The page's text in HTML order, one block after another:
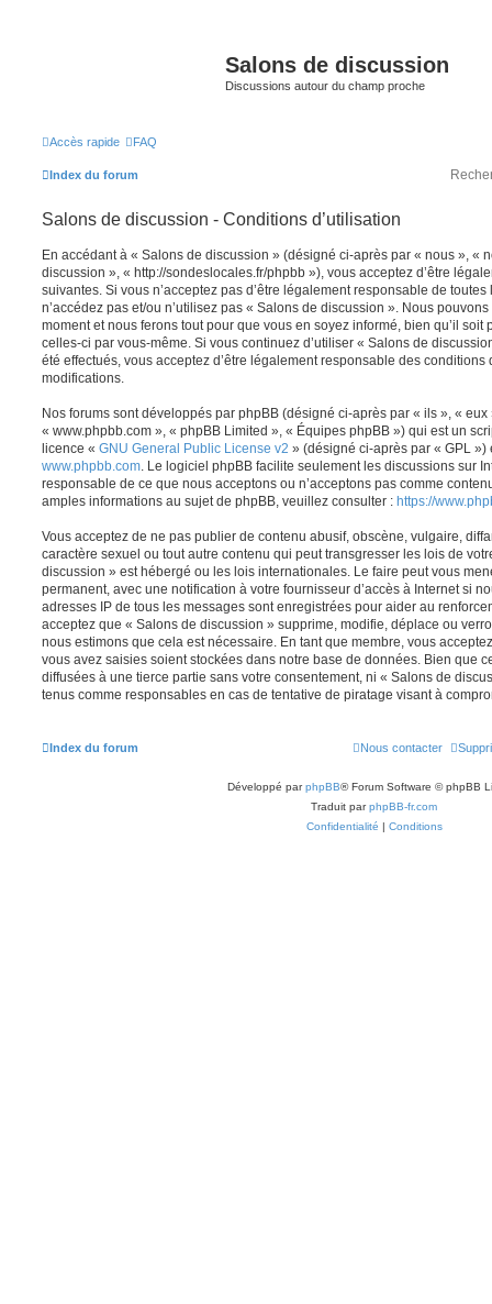
Salons de discussion
Discussions autour du champ proche
Accès rapide FAQ
Index du forum
Salons de discussion - Conditions d’utilisation
En accédant à « Salons de discussion » (désigné ci-après par « nous », «
discussion », « http://sondeslocales.fr/phpbb »), vous acceptez d’être
suivantes. Si vous n’acceptez pas d’être légalement responsable de
n’accédez pas et/ou n’utilisez pas « Salons de discussion ». Nous
moment et nous ferons tout pour que vous en soyez informé, bien qu’il
celles-ci par vous-même. Si vous continuez d’utiliser « Salons de
été effectués, vous acceptez d’être légalement responsable des
modifications.
Nos forums sont développés par phpBB (désigné ci-après par « ils », «
« www.phpbb.com », « phpBB Limited », « Équipes phpBB ») qui est un
licence « GNU General Public License v2 » (désigné ci-après par « GPL
www.phpbb.com. Le logiciel phpBB facilite seulement les discussions sur
responsable de ce que nous acceptons ou n’acceptons pas comme
amples informations au sujet de phpBB, veuillez consulter : https://
Vous acceptez de ne pas publier de contenu abusif, obscène, vulgaire,
caractère sexuel ou tout autre contenu qui peut transgresser les lois de
discussion » est hébergé ou les lois internationales. Le faire peut vous
permanent, avec une notification à votre fournisseur d’accès à Internet si
adresses IP de tous les messages sont enregistrées pour aider au
acceptez que « Salons de discussion » supprime, modifie, déplace ou
nous estimons que cela est nécessaire. En tant que membre, vous
vous avez saisies soient stockées dans notre base de données. Bien que
diffusées à une tierce partie sans votre consentement, ni « Salons de
tenus comme responsables en cas de tentative de piratage visant à
Index du forum Nous contacter
Développé parphpBB® Forum Software © phpBB
Traduit parphpBB-fr.com
Confidentialité | Conditions